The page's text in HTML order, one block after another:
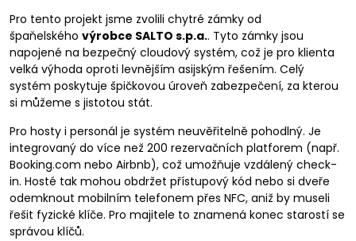
Pro tento projekt jsme zvolili chytré zámky od
špaňelského výrobce SALTO s.p.a.. Tyto zámky jsou
napojené na bezpečný cloudový systém, což je pro klienta
velká výhoda oproti levnějším asijským řešením. Celý
systém poskytuje špičkovou úroveň zabezpečení, za kterou
si můžeme s jistotou stát.
Pro hosty i personál je systém neuvěřitelně pohodlný. Je
integrovaný do více než 200 rezervačních platforem (např.
Booking.com nebo Airbnb), což umožňuje vzdálený check-
in. Hosté tak mohou obdržet přístupový kód nebo si dveře
odemknout mobilním telefonem přes NFC, aniž by museli
řešit fyzické klíče. Pro majitele to znamená konec starostí se
správou klíčů.